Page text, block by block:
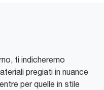
ti indicheremo
pregiati in nuance
per quelle in stile